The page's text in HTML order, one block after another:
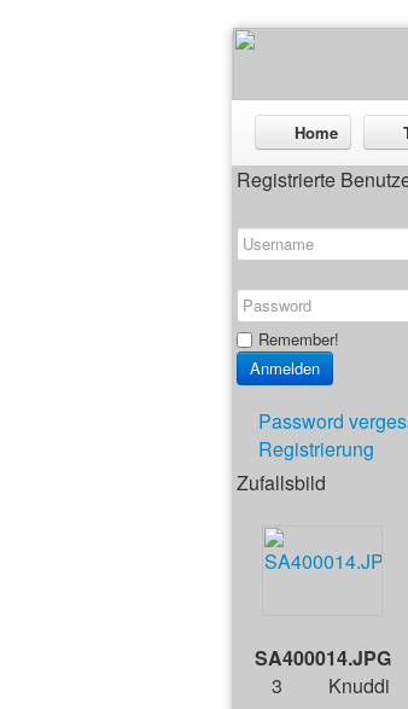
Home
Registrierte
Remember!
Password
Registrierung
Zufallsbild
SA400014.JPG
3
Knuddi